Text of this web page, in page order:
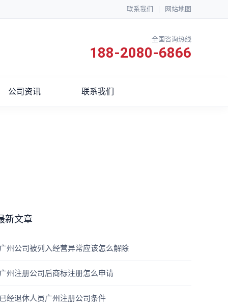
联系我们 网站地图
全国咨询热线
188-2080-6866
公司资讯 联系我们
新文章
州公司被列入经营异常应该怎么解除
州注册公司后商标注册怎么申请
经退休人员广州注册公司条件